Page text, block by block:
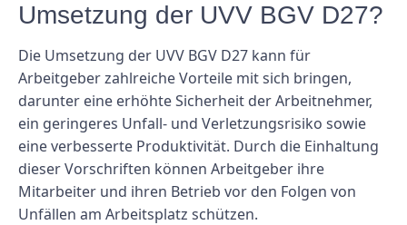
Umsetzung der UVV BGV D27?
Die Umsetzung der UVV BGV D27 kann für
Arbeitgeber zahlreiche Vorteile mit sich bringen,
darunter eine erhöhte Sicherheit der Arbeitnehmer,
ein geringeres Unfall- und Verletzungsrisiko sowie
eine verbesserte Produktivität. Durch die Einhaltung
dieser Vorschriften können Arbeitgeber ihre
Mitarbeiter und ihren Betrieb vor den Folgen von
Unfällen am Arbeitsplatz schützen.